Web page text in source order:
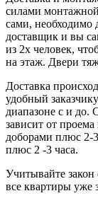
силами
сами, необходимо
доставщик и вы
из 2х человек,
на этаж. Двери
Доставка
удобный
диапазоне с и до.
зависит от
доборами плюс 2-
плюс 2 -3 часа.
Учитывайте
все квартиры уже